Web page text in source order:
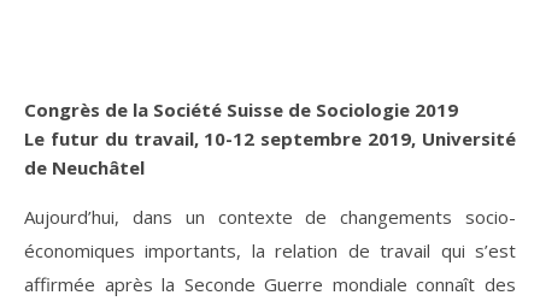
Congrès de la Société Suisse de Sociologie 2019
Le futur du travail, 10-12 septembre 2019, Université
de Neuchâtel
Aujourd’hui, dans un contexte de changements socio-
économiques importants, la relation de travail qui s’est
affirmée après la Seconde Guerre mondiale connaît des